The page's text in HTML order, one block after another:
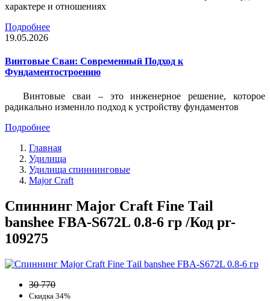
характере и отношениях
Подробнее
19.05.2026
Винтовые Сваи: Современный Подход к
Фундаментостроению
Винтовые сваи – это инженерное решение, которое
радикально изменило подход к устройству фундаментов
Подробнее
Главная
Удилища
Удилища спиннинговые
Major Craft
Спиннинг Major Craft Fine Тail
banshee FBA-S672L 0.8-6 гр /Код pr-
109275
30 770
Скидка 34%